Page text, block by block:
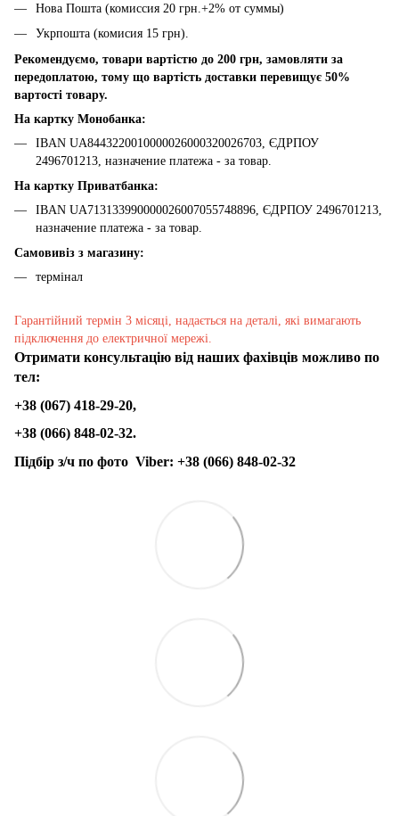
Нова Пошта (комиссия 20 грн.+2% от суммы)
Укрпошта (комисия 15 грн).
Рекомендуємо, товари вартістю до 200 грн, замовляти за
передоплатою, тому що вартість доставки перевищує 50%
вартості товару.
На картку Монобанка:
IBAN UA8443220010000026000320026703, ЄДРПОУ
2496701213, назначение платежа - за товар.
На картку Приватбанка:
IBAN UA713133990000026007055748896, ЄДРПОУ 2496701213,
назначение платежа - за товар.
Самовивіз з магазину:
термінал
Гарантійний термін 3 місяці, надається на деталі, які вимагають
підключення до електричної мережі.
Отримати консультацію від наших фахівців можливо по
тел:
+38 (067) 418-29-20,
+38 (066) 848-02-32.
Підбір з/ч по фото Viber: +38 (066) 848-02-32